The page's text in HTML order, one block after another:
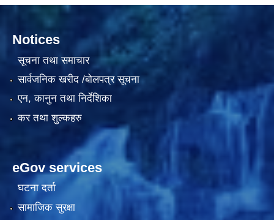
Notices
सूचना तथा समाचार
सार्वजनिक खरीद /बोलपत्र सूचना
एन, कानुन तथा निर्देशिका
कर तथा शुल्कहरु
eGov services
घटना दर्ता
सामाजिक सुरक्षा